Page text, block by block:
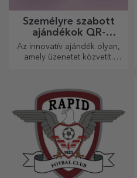
Személyre szabott
ajándékok QR-
kódokkal
Az innovatív ajándék olyan,
amely üzenetet közvetít.
linkkel rendelkeznek, hogy a
legegyedibb reakciókat
váltsa ki!